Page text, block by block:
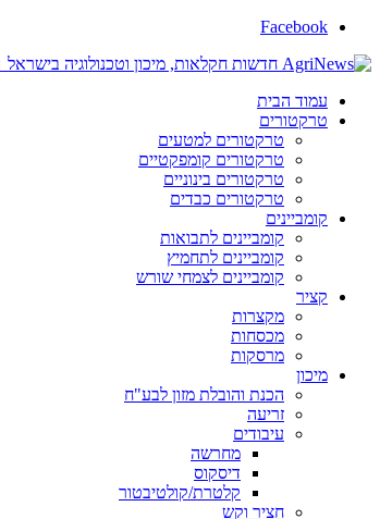
Facebook
עמוד הבית
טרקטורים
טרקטורים למטעים
טרקטורים קומפקטיים
טרקטורים בינוניים
טרקטורים כבדים
קומביינים
קומביינים לתבואות
קומביינים לתחמיץ
קומביינים לצמחי שורש
קציר
מקצרות
מכסחות
מרסקות
מיכון
הכנת והובלת מזון לבע"ח
זריעה
עיבודים
מחרשה
דיסקוס
קלטרת/קולטיבטור
חציר וקש